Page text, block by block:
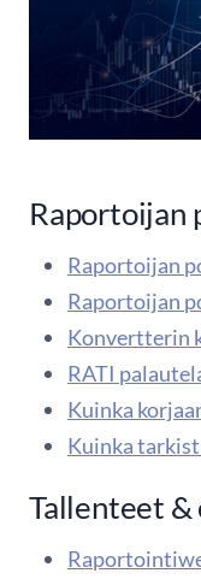
Raportoijan
Raportoijan
Raportoijan
Konvertterin
RATI
Kuinka
Kuinka
Tallenteet